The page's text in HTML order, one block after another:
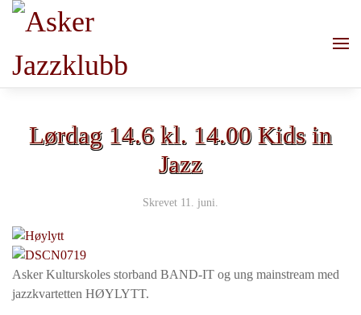
Lørdag 14.6 kl. 14.00 Kids in
Jazz
Skrevet 11. juni.
Asker Kulturskoles storband BAND-IT og ung mainstream med
jazzkvartetten HØYLYTT.